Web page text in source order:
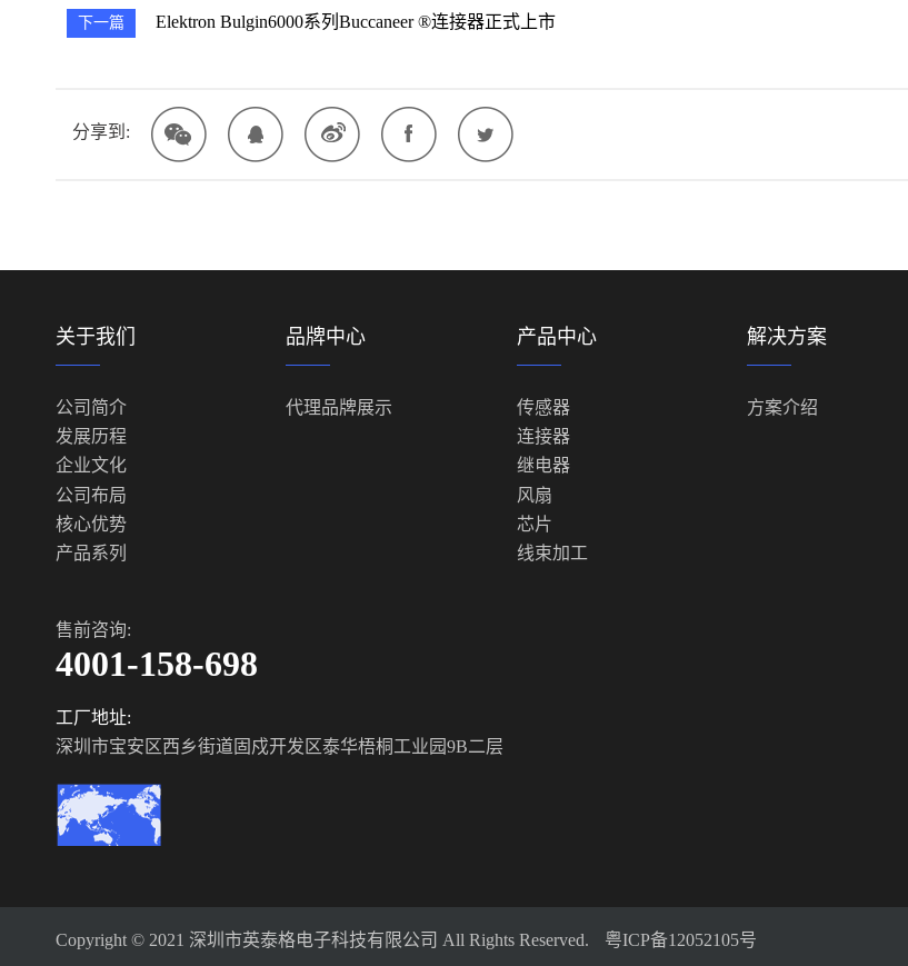
下一篇 Elektron Bulgin6000系列buccaneer ®连接器正式上市
分享到:
关于我们
公司简介
发展历程
企业文化
公司布局
核心优势
产品系列
品牌中心
代理品牌展示
产品中心
传感器
连接器
继电器
风扇
芯片
线束加工
解决方案
方案介绍
售前咨询:
4001-158-698
工厂地址:
深圳市宝安区西乡街道固戍开发区泰华梧桐工业园9B二层
Copyright © 2021 深圳市英泰格电子科技有限公司 All Rights Reserved. 粤ICP备12052105号